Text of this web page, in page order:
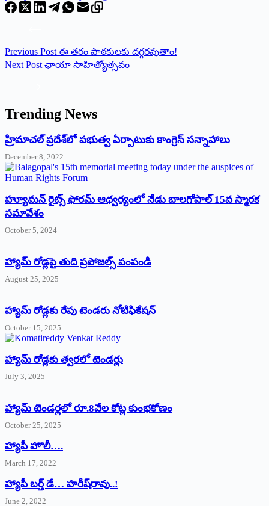
Previous Post ఈ తరం పాఠకులకు దగ్గరవుతాం!
Next Post ఛాయా సాహిత్యోత్సవం
Trending News
‌హ్రిమాచల్‌ ‌ప్రదేశ్‌లో పభుత్వ ఏర్పాటుకు కాంగ్రెస్‌ ‌సన్నాహాలు
December 8, 2022
హ్యూమన్‌ రైట్స్‌ ఫోరమ్‌ ఆధ్వర్యంలో నేడు బాలగోపాల్‌ 15వ స్మారక
సమావేశం
October 5, 2024
హ్యామ్‌ రోడ్లపై తుది ప్రపోజల్స్‌ పంపండి
August 25, 2025
హ్యామ్‌ రోడ్లకు రేపు టెండరు నోటిఫికేషన్‌
October 15, 2025
హ్యామ్‌ రోడ్లకు త్వరలో టెండర్లు
July 3, 2025
హ్యామ్‌ ‌టెండర్లలో రూ.8వేల కోట్ల కుంభకోణం
October 25, 2025
హ్యాపీ హొలీ….
March 17, 2022
హ్యాపీ బర్త్ ‌డే… హరీష్‌రావు..!
June 2, 2022